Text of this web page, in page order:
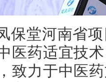
保堂河南省
医药适宜技
致力于中医